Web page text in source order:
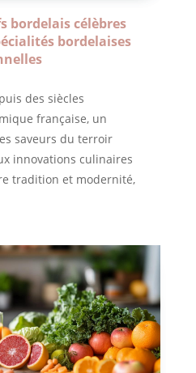
bordelais célèbres
bordelaises
des siècles
française, un
saveurs du terroir
innovations culinaires
tradition et modernité,